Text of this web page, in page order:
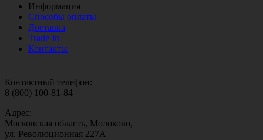
Информация
Способы оплаты
Доставка
Trade-in
Контакты
Контактный телефон:
8 (800) 100-81-84
Адрес:
Московская область, Молоково,
ул. Революционная 227А